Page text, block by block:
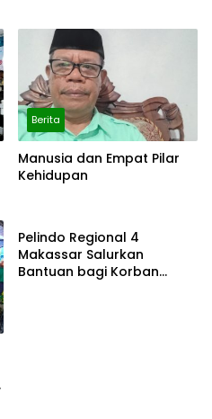
Berita
Manusia dan Empat Pilar
Kehidupan
Pelindo Regional 4
Makassar Salurkan
Bantuan bagi Korban